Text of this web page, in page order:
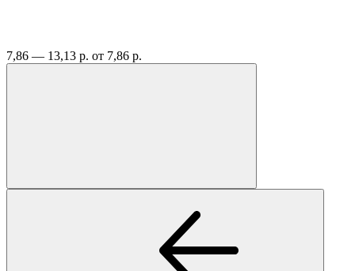
7,86 — 13,13 р. от 7,86 р.